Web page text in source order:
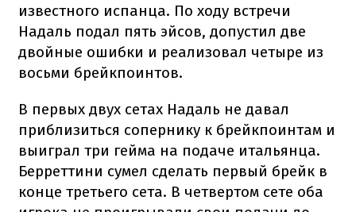
известного испанца. По ходу встречи
Надаль подал пять эйсов, допустил две
двойные ошибки и реализовал четыре из
восьми брейкпоинтов.
В первых двух сетах Надаль не давал
приблизиться сопернику к брейкпоинтам и
выиграл три гейма на подаче итальянца.
Берреттини сумел сделать первый брейк в
конце третьего сета. В четвертом сете оба